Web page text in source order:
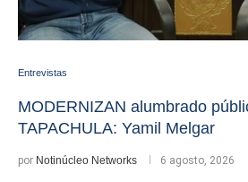
Entrevistas
MODERNIZAN alumbrado
TAPACHULA: Yamil Melgar
por Notinúcleo Networks 6 agosto, 2026